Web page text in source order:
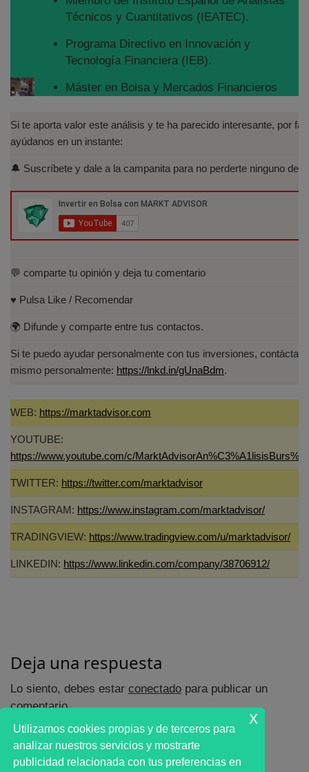
Técnicos y Cuantitativos (IEATEC).
Programa Directivo en Innovación y
Tecnología Financiera (IEB).
Máster en Bolsa y Mercados Financieros
asesoramiento financiero (MIFID II):
https://www.cnmv.es/portal/Titulos-
Cuantitativo (IEB).
Licenciado en Informática por la Universidad
Politécnica de Madrid(UPM)
Si te aporta valor este análisis y te ha parecido interesante, por
ayúdanos en un instante:
🔔 Suscríbete y dale a la campanita para no perderte ninguno de
💬 comparte tu opinión y deja tu comentario
♥️ Pulsa Like / Recomendar
🌍 Difunde y comparte entre tus contactos.
Si te puedo ayudar personalmente con tus inversiones,
mismo personalmente: https://lnkd.in/gUnaBdm.
WEB: https://marktadvisor.com
YOUTUBE:
https://www.youtube.com/c/
TWITTER: https://twitter.com/marktadvisor
INSTAGRAM: https://www.instagram.com/marktadvisor/
TRADINGVIEW: https://www.tradingview.com/u/marktadvisor/
LINKEDIN: https://www.linkedin.com/company/38706912/
Deja una respuesta
Lo siento, debes estar conectado para publicar un
comentario.
Utilizamos cookies propias y de terceros para
analizar nuestros servicios y mostrarte
publicidad relacionada con tus preferencias en
x